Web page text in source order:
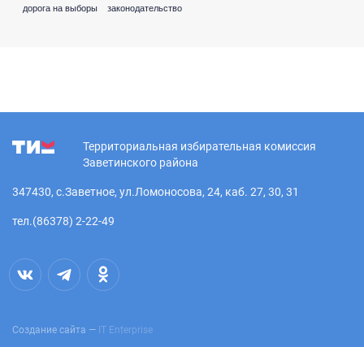
дорога на выборы законодательство
Территориальная избирательная комиссия
Заветинского района
347430, с.Заветное, ул.Ломоносова, 24, каб. 27, 30, 31
тел.(86378) 2-22-49
Создание сайта — IT Enterprise